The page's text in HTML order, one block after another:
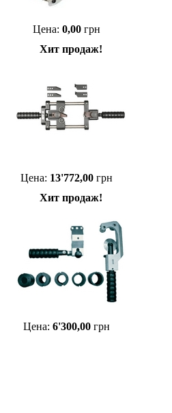
Цена: 0,00 грн
Хит продаж!
Цена: 13'772,00 грн
Хит продаж!
Цена: 6'300,00 грн